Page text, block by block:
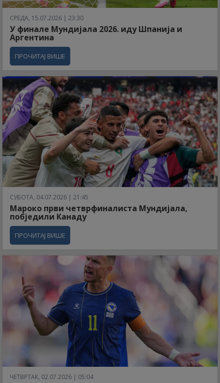
СРЕДА, 15.07.2026 | 23:30
У финале Мундијала 2026. иду Шпанија и
Аргентина
ПРОЧИТАЈ ВИШЕ
СУБОТА, 04.07.2026 | 21:45
Мароко први четврфиналиста Мундијала,
побједили Канаду
ПРОЧИТАЈ ВИШЕ
ЧЕТВРТАК, 02.07.2026 | 05:04